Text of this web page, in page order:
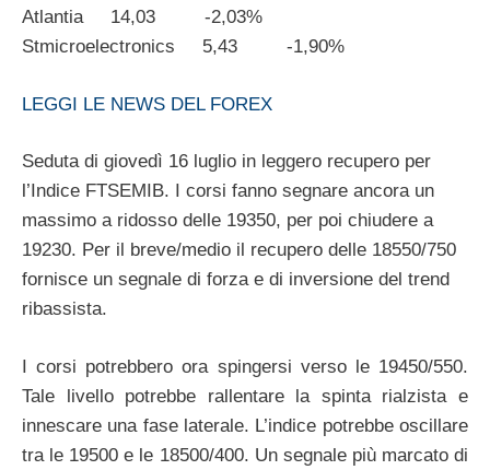
Atlantia 14,03 -2,03%
Stmicroelectronics 5,43 -1,90%
LEGGI LE NEWS DEL FOREX
Seduta di giovedì 16 luglio in leggero recupero per
l’Indice FTSEMIB. I corsi fanno segnare ancora un
massimo a ridosso delle 19350, per poi chiudere a
19230. Per il breve/medio il recupero delle 18550/750
fornisce un segnale di forza e di inversione del trend
ribassista.
I corsi potrebbero ora spingersi verso le 19450/550.
Tale livello potrebbe rallentare la spinta rialzista e
innescare una fase laterale. L’indice potrebbe oscillare
tra le 19500 e le 18500/400. Un segnale più marcato di